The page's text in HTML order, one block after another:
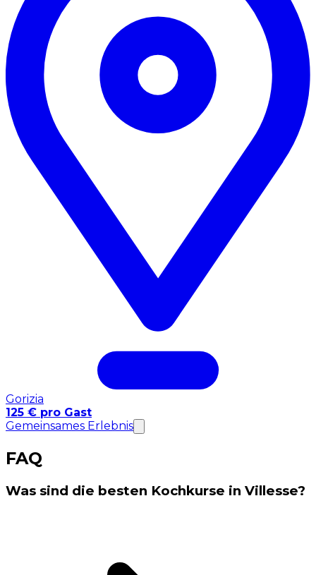
Gorizia
125 € pro Gast
Gemeinsames Erlebnis
FAQ
Was sind die besten Kochkurse in Villesse?